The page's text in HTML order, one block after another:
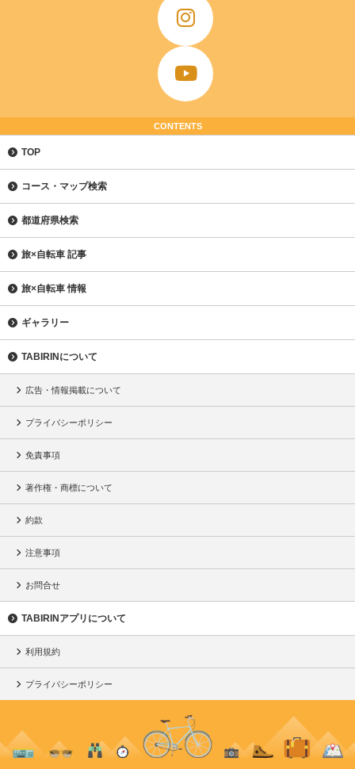
CONTENTS
TOP
コース・マップ検索
都道府県検索
旅×自転車 記事
旅×自転車 情報
ギャラリー
TABIRINについて
広告・情報掲載について
プライバシーポリシー
免責事項
著作権・商標について
約款
注意事項
お問合せ
TABIRINアプリについて
利用規約
プライバシーポリシー